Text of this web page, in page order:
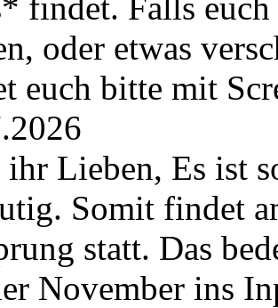
oder etwas
euch bitte mit
Lieben, Es ist
Somit findet
statt. Das
November ins